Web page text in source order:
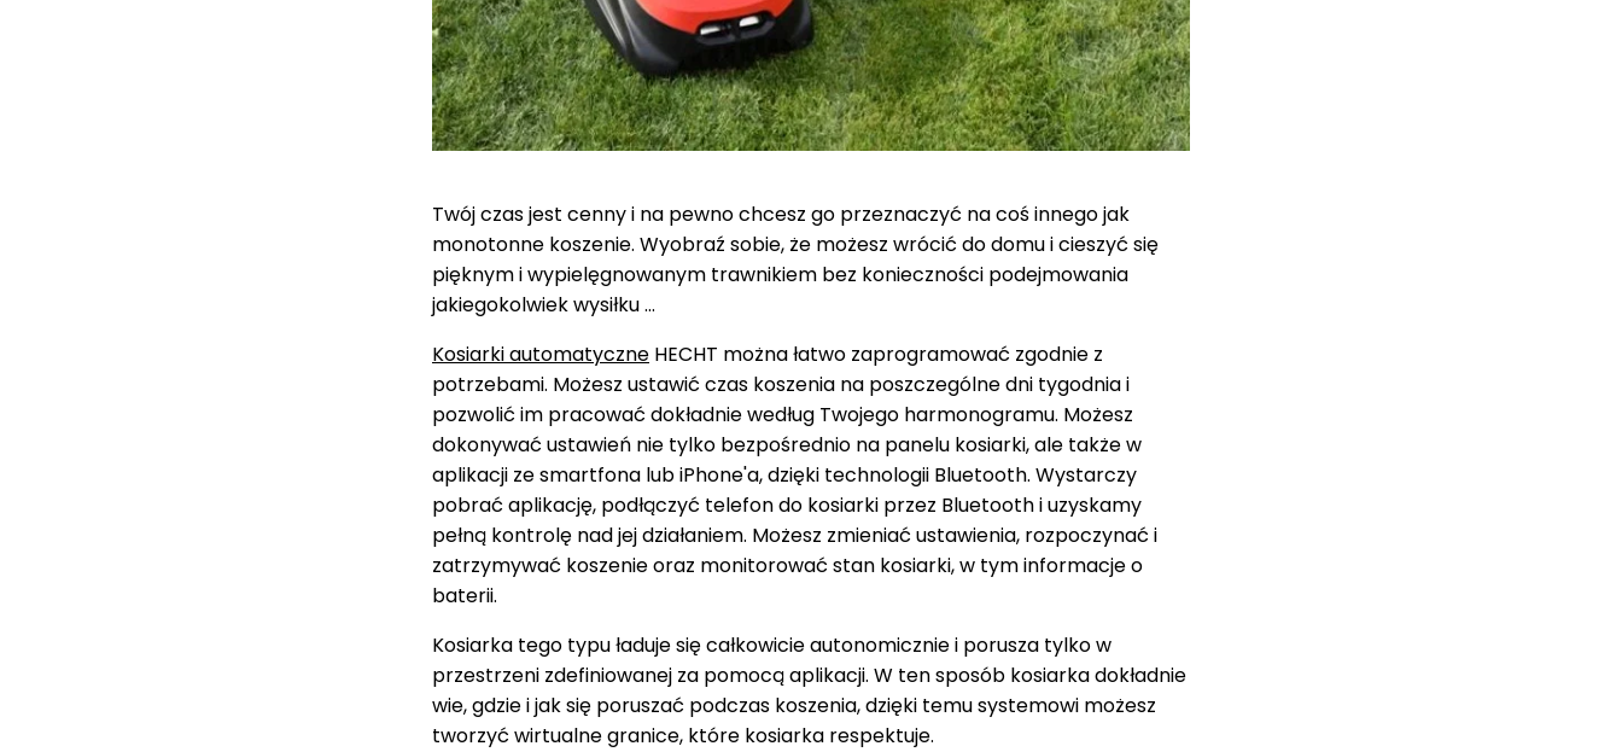
Twój czas jest cenny i na pewno chcesz go przeznaczyć na coś innego jak
monotonne koszenie. Wyobraź sobie, że możesz wrócić do domu i cieszyć się
pięknym i wypielęgnowanym trawnikiem bez konieczności podejmowania
jakiegokolwiek wysiłku ...
Kosiarki automatyczne HECHT można łatwo zaprogramować zgodnie z
potrzebami. Możesz ustawić czas koszenia na poszczególne dni tygodnia i
pozwolić im pracować dokładnie według Twojego harmonogramu. Możesz
dokonywać ustawień nie tylko bezpośrednio na panelu kosiarki, ale także w
aplikacji ze smartfona lub iPhone'a, dzięki technologii Bluetooth. Wystarczy
pobrać aplikację, podłączyć telefon do kosiarki przez Bluetooth i uzyskamy
pełną kontrolę nad jej działaniem. Możesz zmieniać ustawienia, rozpoczynać i
zatrzymywać koszenie oraz monitorować stan kosiarki, w tym informacje o
baterii.
Kosiarka tego typu ładuje się całkowicie autonomicznie i porusza tylko w
przestrzeni zdefiniowanej za pomocą aplikacji. W ten sposób kosiarka dokładnie
wie, gdzie i jak się poruszać podczas koszenia, dzięki temu systemowi możesz
tworzyć wirtualne granice, które kosiarka respektuje.